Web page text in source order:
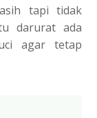
tapi tidak
darurat ada
agar tetap